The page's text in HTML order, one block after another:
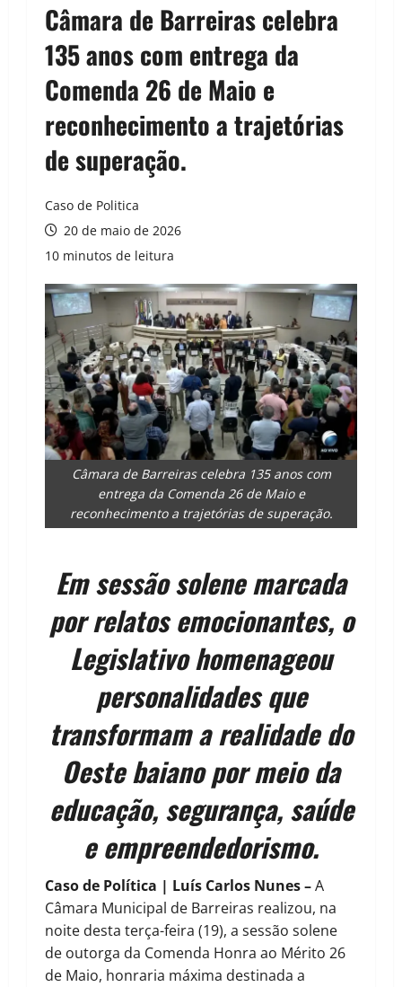
Câmara de Barreiras celebra
135 anos com entrega da
Comenda 26 de Maio e
reconhecimento a trajetórias
de superação.
Caso de Politica
20 de maio de 2026
10 minutos de leitura
Câmara de Barreiras celebra 135 anos com
entrega da Comenda 26 de Maio e
reconhecimento a trajetórias de superação.
Em sessão solene marcada
por relatos emocionantes, o
Legislativo homenageou
personalidades que
transformam a realidade do
Oeste baiano por meio da
educação, segurança, saúde
e empreendedorismo.
Caso de Política | Luís Carlos Nunes –A
Câmara Municipal de Barreiras realizou, na
noite desta terça-feira (19), a sessão solene
de outorga da Comenda Honra ao Mérito 26
de Maio, honraria máxima destinada a